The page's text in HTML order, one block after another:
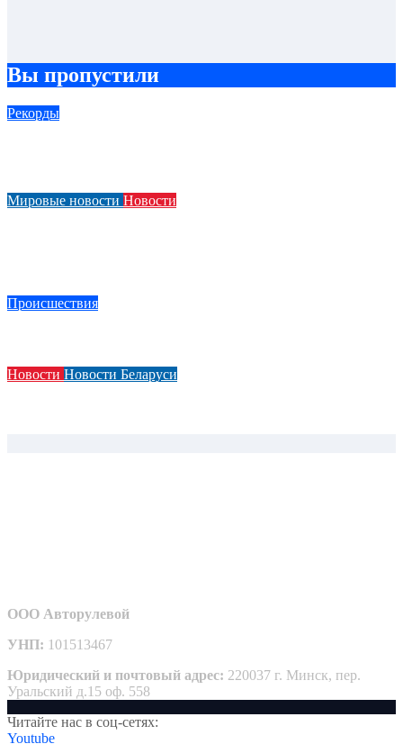
Вы пропустили
Рекорды
Мировые новости Новости
Происшествия
Новости Новости Беларуси
ООО Авторулевой
УНП: 101513467
Юридический и почтовый адрес: 220037 г. Минск, пер.
Уральский д.15 оф. 558
Читайте нас в соц-сетях:
Youtube